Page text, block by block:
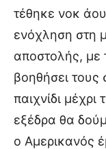
τέθηκε νοκ
ενόχληση στη
αποστολής, με
βοηθήσει τους
παιχνίδι
εξέδρα θα
ο Αμερικανός